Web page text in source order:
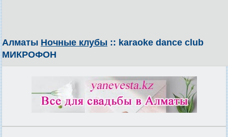
Алматы Ночные клубы :: karaoke dance club
МИКРОФОН